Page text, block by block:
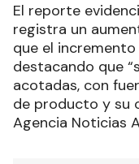
El reporte
registra un
que el
destacando que
acotadas, con
de producto y su
Agencia Noticias